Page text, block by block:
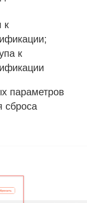
к
к
параметров
сброса